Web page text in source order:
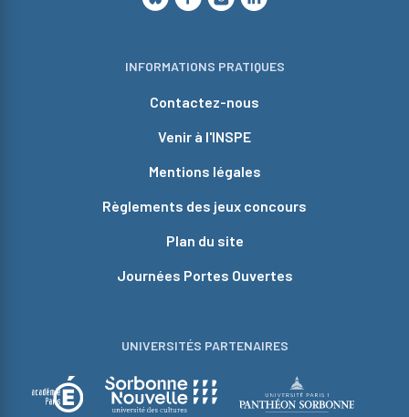
INFORMATIONS PRATIQUES
Contactez-nous
Venir à l'INSPE
Mentions légales
Règlements des jeux concours
Plan du site
Journées Portes Ouvertes
UNIVERSITÉS PARTENAIRES